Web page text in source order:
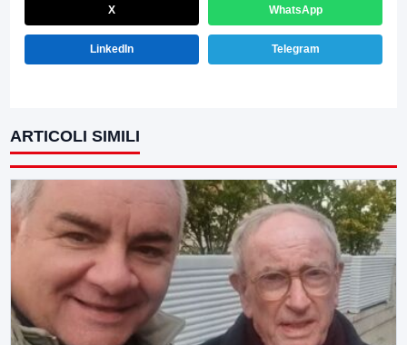
X WhatsApp
LinkedIn Telegram
ARTICOLI SIMILI